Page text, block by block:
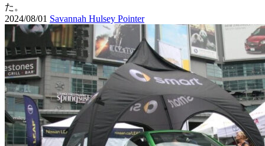
た。
2024/08/01 Savannah Hulsey Pointer